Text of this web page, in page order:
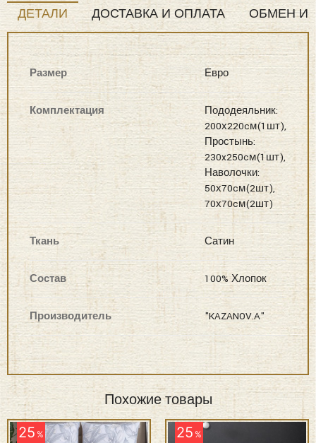
ламинированная коробка + фирменный пакет с ручками из
шелковистого витого шнура.
НЕТ В НАЛИЧИИ
Категории: евро, постельное белье сатин хлопок евро кпб
Поделиться:
ДЕТАЛИ ДОСТАВКА И ОПЛАТА ОБМЕН И
Размер Евро
Комплектация
Пододеяльник:
200х220cм(1шт),
Простынь:
230x250cм(1шт),
Наволочки:
50х70cм(2шт),
70х70cм(2шт)
Ткань Сатин